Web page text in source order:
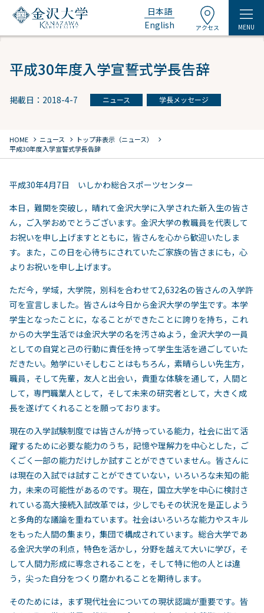
日本語
English
アクセス MENU
平成30年度入学宣誓式学長告辞
掲載日：2018-4-7 ニュース 学長メッセージ
HOME chevron_right ニュース chevron_right トップ非表示（ニュース） chevron_right
平成30年度入学宣誓式学長告辞
平成30年4月7日 いしかわ総合スポーツセンター
本日，難関を突破し，晴れて金沢大学に入学された新入生の皆さ
ん，ご入学おめでとうございます。金沢大学の教職員を代表して
お祝いを申し上げますとともに，皆さんを心から歓迎いたしま
す。また，この日を心待ちにされていたご家族の皆さまにも，心
よりお祝いを申し上げます。
ただ今，学域，大学院，別科を合わせて2,632名の皆さんの入学許
可を宣言しました。皆さんは今日から金沢大学の学生です。本学
学生となったことに，なることができたことに誇りを持ち，これ
からの大学生活では金沢大学の名を汚さぬよう，金沢大学の一員
としての自覚と己の行動に責任を持って学生生活を過ごしていた
だきたい。勉学にいそしむことはもちろん，素晴らしい先生方，
職員，そして先輩，友人と出会い，貴重な体験を通して，人間と
して，専門職業人として，そして未来の研究者として，大きく成
長を遂げてくれることを願っております。
現在の入学試験制度では皆さんが持っている能力，社会に出て活
躍するために必要な能力のうち，記憶や理解力を中心とした，ご
くごく一部の能力だけしか試すことができていません。皆さんに
は現在の入試では試すことができていない，いろいろな未知の能
力，未来の可能性があるのです。現在，国立大学を中心に検討さ
れている高大接続入試改革では，少しでもその状況を是正しよう
と多角的な議論を重ねています。社会はいろいろな能力やスキル
をもった人間の集まり，集団で構成されています。総合大学であ
る金沢大学の利点，特色を活かし，分野を越えて大いに学び，そ
して人間力形成に専念されることを，そして特に他の人とは違
う，尖った自分をつくり磨かれることを期待します。
そのためには，まず現代社会についての現状認識が重要です。皆